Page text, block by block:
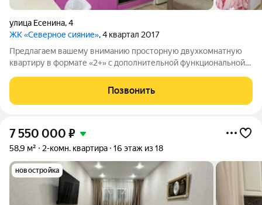
улица Есенина,4
ЖК «Северное сияние», 4 квартал 2017
Предлагаем вашему вниманию просторную двухкомнатную
квартиру в формате «2+» с дополнительной функциональной
благоустроенном районе с развитой
Позвонить
7 550 000 ₽
58,9 м² 2-комн. квартира 16 этаж из 18
новостройка